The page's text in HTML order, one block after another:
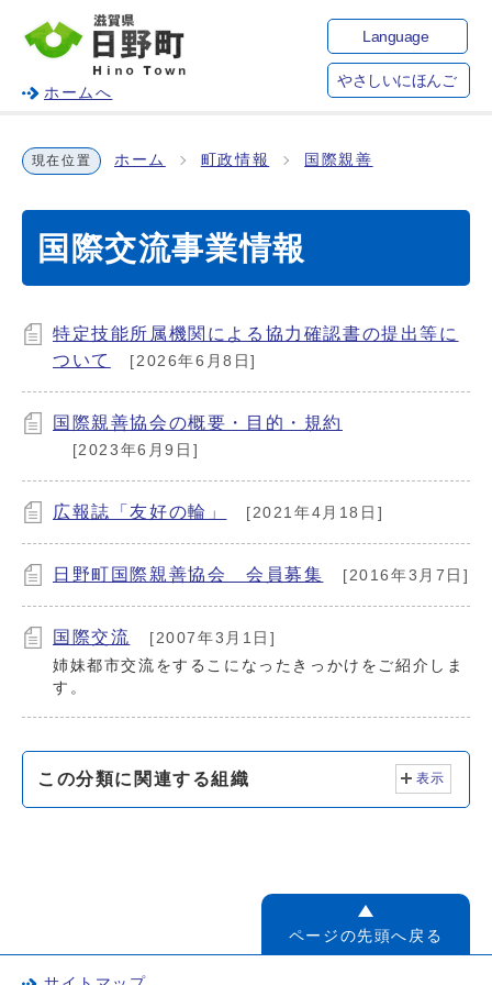
ホームへ
Language
やさしいにほんご
現在位置 ホーム 町政情報 国際親善
国際交流事業情報
特定技能所属機関による協力確認書の提出等に
ついて
[2026年6月8日]
国際親善協会の概要・目的・規約
[2023年6月9日]
広報誌「友好の輪」 [2021年4月18日]
日野町国際親善協会 会員募集 [2016年3月7日]
国際交流
[2007年3月1日]
姉妹都市交流をするこになったきっかけをご紹介しま
す。
この分類に関連する組織 表示
ページの先頭へ戻る